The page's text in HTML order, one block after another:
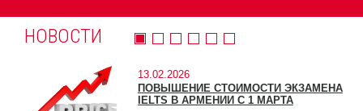
НОВОСТИ
13.02.2026
ПОВЫШЕНИЕ СТОИМОСТИ ЭКЗАМЕНА
IELTS В АРМЕНИИ С 1 МАРТА